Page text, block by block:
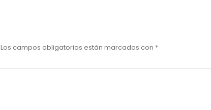
Los campos obligatorios están marcados con *